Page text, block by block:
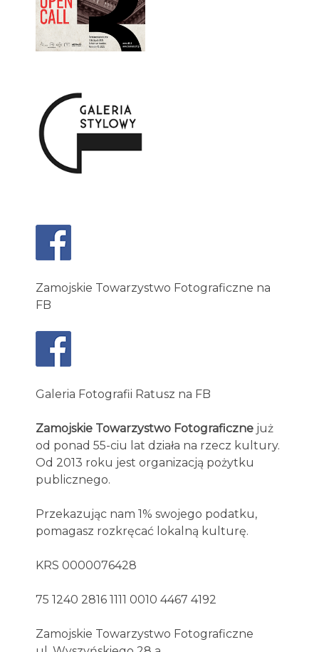
Zamojskie Towarzystwo Fotograficzne na
FB
Galeria Fotografii Ratusz na FB
Zamojskie Towarzystwo Fotograficzne już
od ponad 55-ciu lat działa na rzecz kultury.
Od 2013 roku jest organizacją pożytku
publicznego.
Przekazując nam 1% swojego podatku,
pomagasz rozkręcać lokalną kulturę.
KRS 0000076428
75 1240 2816 1111 0010 4467 4192
Zamojskie Towarzystwo Fotograficzne